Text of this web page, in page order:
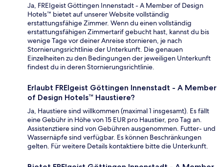
Ja, FREIgeist Göttingen Innenstadt - A Member of Design
Hotels™ bietet auf unserer Website vollständig
erstattungsfähige Zimmer. Wenn du einen vollständig
erstattungsfähigen Zimmertarif gebucht hast, kannst du bis
wenige Tage vor deiner Anreise stornieren, je nach
Stornierungsrichtlinie der Unterkunft. Die genauen
Einzelheiten zu den Bedingungen der jeweiligen Unterkunft
findest du in deren Stornierungsrichtlinie.
Erlaubt FREIgeist Göttingen Innenstadt - A Member
of Design Hotels™ Haustiere?
Ja, Haustiere sind willkommen (maximal 1 insgesamt). Es fällt
eine Gebühr in Höhe von 15 EUR pro Haustier, pro Tag an.
Assistenztiere sind von Gebühren ausgenommen. Futter- und
Wassernäpfe sind verfügbar. Es können Beschränkungen
gelten. Für weitere Details kontaktiere bitte die Unterkunft.